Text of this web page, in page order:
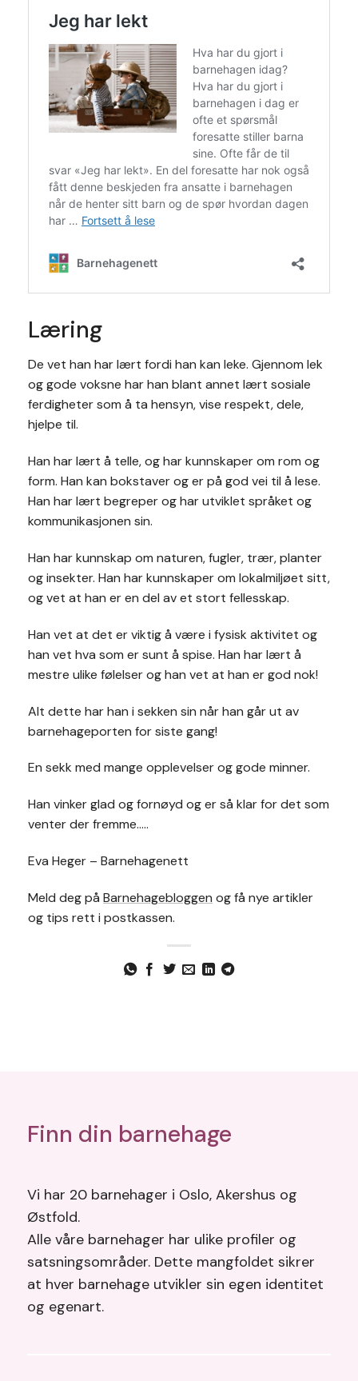
Læring
De vet han har lært fordi han kan leke. Gjennom lek
og gode voksne har han blant annet lært sosiale
ferdigheter som å ta hensyn, vise respekt, dele,
hjelpe til.
Han har lært å telle, og har kunnskaper om rom og
form. Han kan bokstaver og er på god vei til å lese.
Han har lært begreper og har utviklet språket og
kommunikasjonen sin.
Han har kunnskap om naturen, fugler, trær, planter
og insekter. Han har kunnskaper om lokalmiljøet sitt,
og vet at han er en del av et stort fellesskap.
Han vet at det er viktig å være i fysisk aktivitet og
han vet hva som er sunt å spise. Han har lært å
mestre ulike følelser og han vet at han er god nok!
Alt dette har han i sekken sin når han går ut av
barnehageporten for siste gang!
En sekk med mange opplevelser og gode minner.
Han vinker glad og fornøyd og er så klar for det som
venter der fremme…..
Eva Heger – Barnehagenett
Meld deg på Barnehagebloggen og få nye artikler
og tips rett i postkassen.
Finn din barnehage
Vi har 20 barnehager i Oslo, Akershus og
Østfold.
Alle våre barnehager har ulike profiler og
satsningsområder. Dette mangfoldet sikrer
at hver barnehage utvikler sin egen identitet
og egenart.